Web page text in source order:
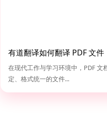
有道翻译如何翻译 PDF 文件
在现代工作与学习环境中，PDF 文
定、格式统一的文件...